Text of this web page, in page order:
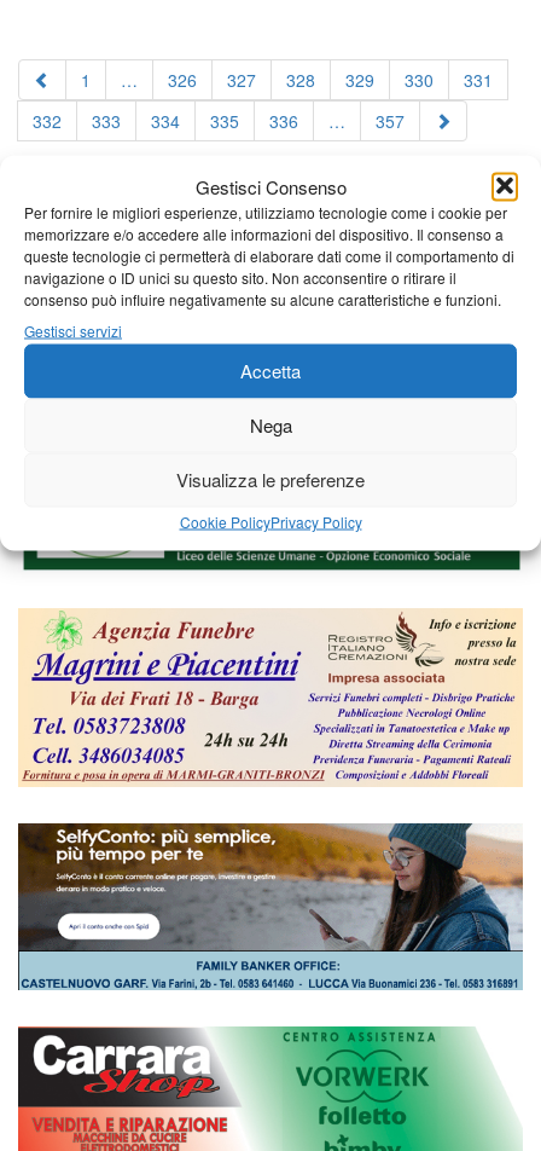
Gestisci Consenso
Per fornire le migliori esperienze, utilizziamo tecnologie come i cookie per
memorizzare e/o accedere alle informazioni del dispositivo. Il consenso a
queste tecnologie ci permetterà di elaborare dati come il comportamento di
navigazione o ID unici su questo sito. Non acconsentire o ritirare il
consenso può influire negativamente su alcune caratteristiche e funzioni.
Gestisci servizi
Accetta
Nega
Visualizza le preferenze
Cookie PolicyPrivacy Policy
1 … 326 327 328 329 330
331
332
333 334 335 336 … 357